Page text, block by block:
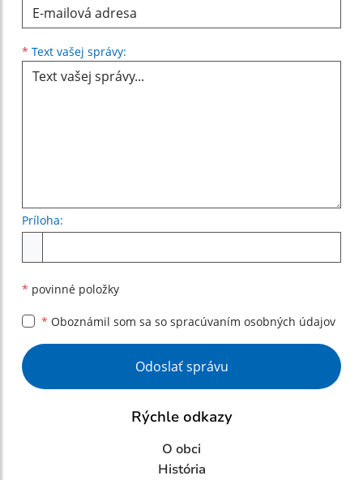
* Text vašej správy:
Príloha:
* povinné položky
* Oboznámil som sa so spracúvaním osobných údajov
Google reCaptcha Response
Odoslať správu
Rýchle odkazy
O obci
História